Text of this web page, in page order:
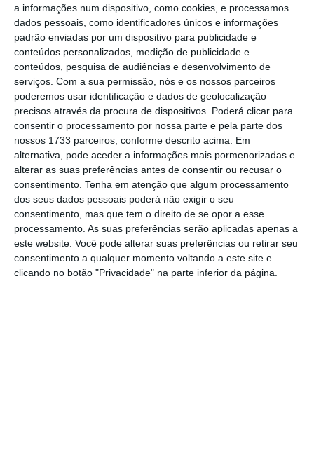
a informações num dispositivo, como cookies, e processamos
dados pessoais, como identificadores únicos e informações
padrão enviadas por um dispositivo para publicidade e
conteúdos personalizados, medição de publicidade e
conteúdos, pesquisa de audiências e desenvolvimento de
serviços. Com a sua permissão, nós e os nossos parceiros
poderemos usar identificação e dados de geolocalização
precisos através da procura de dispositivos. Poderá clicar para
consentir o processamento por nossa parte e pela parte dos
nossos 1733 parceiros, conforme descrito acima. Em
alternativa, pode aceder a informações mais pormenorizadas e
alterar as suas preferências antes de consentir ou recusar o
consentimento. Tenha em atenção que algum processamento
dos seus dados pessoais poderá não exigir o seu
consentimento, mas que tem o direito de se opor a esse
processamento. As suas preferências serão aplicadas apenas a
este website. Você pode alterar suas preferências ou retirar seu
consentimento a qualquer momento voltando a este site e
clicando no botão "Privacidade" na parte inferior da página.
Adicionadas as funções de trim
(header/trailing/compact).
Corrigido o bug de contagem de linhas vazias nas
expressões regulares.
Corrigido um bug na detecção de linguagens na
opção de auto-complete.
Podem leraquitodas as novidades desta nova
versão.
Licença: GPL
Sistemas Operativos:
Windows 9x/2k/XP/Vista/7
Download:
Notepad++ 5.8.7[5.29MB]
Download:
Notepad++ 5.8.7 Portable[7.97MB]
Homepage:
Notepad++